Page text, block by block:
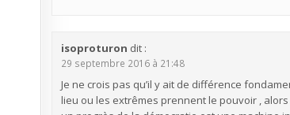
isoproturon dit :
29 septembre 2016 à 21:48
Je ne crois pas qu’il y ait de différence
lieu ou les extrêmes prennent le pouvoir ,